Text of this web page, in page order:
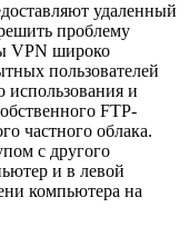
удаленный
проблему
VPN широко
пользователей
использования и
FTP-
частного облака.
с другого
и в левой
компьютера на